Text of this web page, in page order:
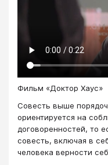
Фильм «Доктор Хаус»
Совесть выше
ориентируется на
договоренностей, то
совесть, включая в
человека верности